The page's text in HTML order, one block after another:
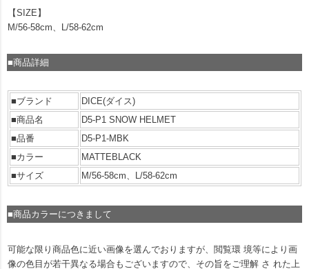
【SIZE】
M/56-58cm、L/58-62cm
■商品詳細
■ブランド
DICE(ダイス)
■商品名
D5-P1 SNOW HELMET
■品番
D5-P1-MBK
■カラー
MATTEBLACK
■サイズ
M/56-58cm、L/58-62cm
■商品カラーにつきまして
可能な限り商品色に近い画像を選んでおりますが、閲覧環 境等により画
像の色目が若干異なる場合もございますので、その旨をご理解 さ れた上